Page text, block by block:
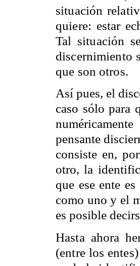
situación
quiere: estar
Tal situación
discernimiento
que son otros.
Así pues, el
caso sólo para
pensante
consiste en,
otro, la
que ese ente
como uno y el
es posible
Hasta ahora
(entre los